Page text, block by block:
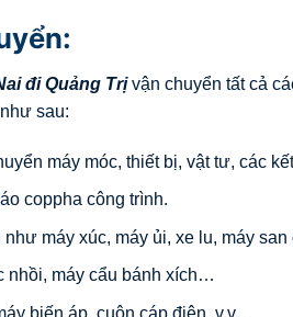
điQuảng Trịvận chuyển tất cả
sau:
máy móc, thiết bị, vật tư, các
coppha công trình.
máy xúc, máy ủi, xe lu, máy
nhồi, máy cẩu bánh xích…
biến áp, cuộn cáp điện .v.v…